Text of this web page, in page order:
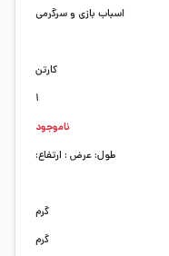
طول: عرض : ارتفاع:
گرم
گرم
اسباب بازی و سرگرمی
کارتن
1
ناموجود